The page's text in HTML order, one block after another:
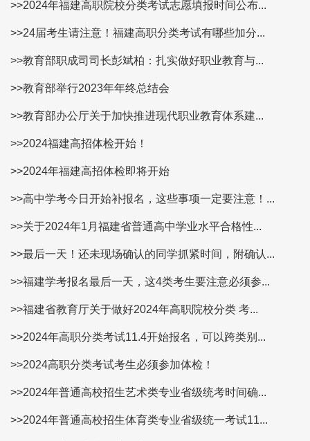
>>2024年福建高职院校分类考试志愿填报时间公布...
>>24届考生请注意！福建高职分类考试有哪些加分...
>>教育部职成司司长彭斌柏：扎实做好职业教育与...
>>教育部举行2023年年终总结会
>>教育部办公厅关于加快推进现代职业教育体系建...
>>2024福建高招体检开始！
>>2024年福建高招体检即将开始
>>高中学考今日开始补报名，这些事项一定要注意！...
>>关于2024年1月福建省普通高中学业水平合格性...
>>最后一天！还未现场确认的同学抓紧时间，附确认...
>>福建学考报名最后一天，这4类考生要注意必须参...
>>福建省教育厅关于做好2024年高职院校分类 考...
>>2024年高职分类考试11.4开始报名，可以跨类别...
>>2024高职分类考试考生必须参加体检！
>>2024年普通高校招生艺术类专业省级统考时间确...
>>2024年普通高校招生体育类专业省级统一考试11...